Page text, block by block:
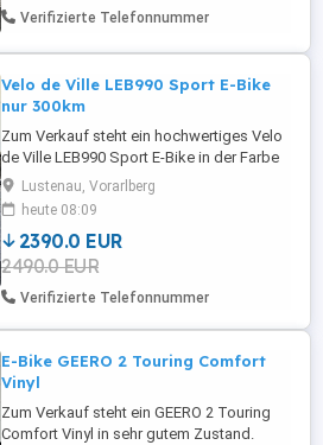
Das Mobil läuft technisch einwandfrei und
Verifizierte Telefonnummer
Velo de Ville LEB990 Sport E-Bike
nur 300km
Zum Verkauf steht ein hochwertiges Velo
de Ville LEB990 Sport E-Bike in der Farbe
Night Blue Matt Black. Daten: * Hersteller:
Velo de Ville * Modell: LEB990 Sport *
Motor: Bosch Performance Line CX *
Akku: Bosch PowerTube 625 Wh *
Rahmengröße: L * Farbe: Night Blue Matt
Black * Erstzulassung Kauf: ...
Lustenau, Vorarlberg
heute 08:09
2390.0 EUR
2490.0 EUR
Verifizierte Telefonnummer
E-Bike GEERO 2 Touring Comfort
Vinyl
Zum Verkauf steht ein GEERO 2 Touring
Comfort Vinyl in sehr gutem Zustand.